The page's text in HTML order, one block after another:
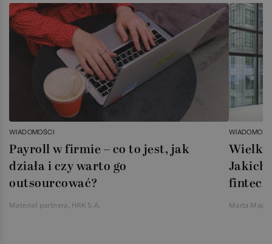
WIADOMOŚCI
Payroll w firmie – co to jest, jak
działa i czy warto go
outsourcować?
Materiał partnera, HRK S.A.
Jakich
Marta